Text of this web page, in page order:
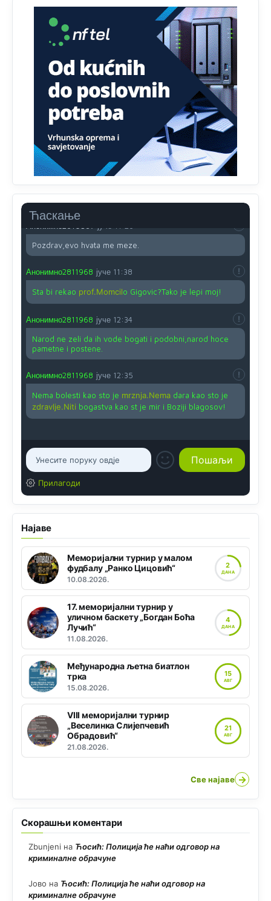
Ћаскање
pusti ih ciganija...pocetkom ovog vjeka,neko rece za
Radovana i Ratka kaki su oni srbi...i poce dalje da
besjedi znam ja dobro sta je bilo u Ag-ci...
Анонимно2810587 јуче 11:13
Proguglajte
Анонимно2810587 јуче
O kako su cudni lvi ljudi,uzeli bi sve da mogu...a ja srce
svima fajem,radujem se tudjoj sreci.I ko ima i ko nema
na iso ce mjesto leci!
Анонимно2810587 јуче
11:24
Pozdrav,evo hvata me meze.
Анонимно2811968 јуче 11:38
Sta bi rekao prof.Momcilo Gigovic?Tako je lepi moj!
Анонимно2811968 јуче 12:34
Narod ne zeli da ih vode bogati i podobni,narod hoce
pametne i postene.
Анонимно2811968 јуче 12:35
Nema bolesti kao sto je mrznja.Nemadara kao sto je
zdravlje.Niti bogastva kao st je mir i Boziji blagosov!
Прилагоди
Најаве
Меморијални турнир у малом
фудбалу „Ранко Цицовић“
10.08.2026.
2
ДАНА
17. меморијални турнир у
уличном баскету „Богдан Боћа
Лучић“
11.08.2026.
4
ДАНА
Међународна љетна биатлон
трка
15.08.2026.
15
АВГ
VIII меморијални турнир
„Веселинка Слијепчевић
Обрадовић“
21.08.2026.
21
АВГ
Све најаве →
Скорашњи коментари
Zbunjeni на Ћосић: Полиција ће наћи одговор на
криминалне обрачуне
Јово на Ћосић: Полиција ће наћи одговор на
криминалне обрачуне